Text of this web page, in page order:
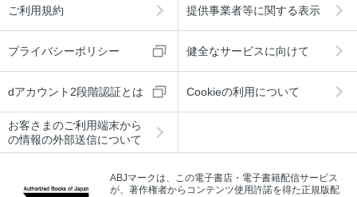
ご利用規約 提供事業者等に関する表示
プライバシーポリシー 健全なサービスに向けて
dアカウント2段階認証とは Cookieの利用について
お客さまのご利用端末から
の情報の外部送信について
ABJマークは、この電子書店・電子書籍配信サービス
が、著作権者からコンテンツ使用許諾を得た正規版配